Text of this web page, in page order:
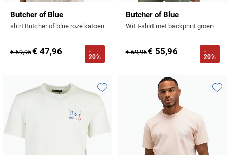
Butcher of Blue
shirt Butcher of blue roze katoen
€ 59,95€ 47,96
-
20%
Butcher of Blue
Wit t-shirt met backprint groen
€ 69,95€ 55,96
-
20%
Toevoegen aan favorieten